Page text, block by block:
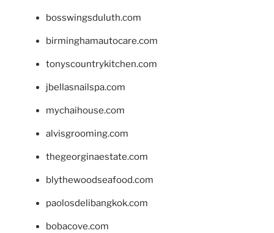
bosswingsduluth.com
birminghamautocare.com
tonyscountrykitchen.com
jbellasnailspa.com
mychaihouse.com
alvisgrooming.com
thegeorginaestate.com
blythewoodseafood.com
paolosdelibangkok.com
bobacove.com